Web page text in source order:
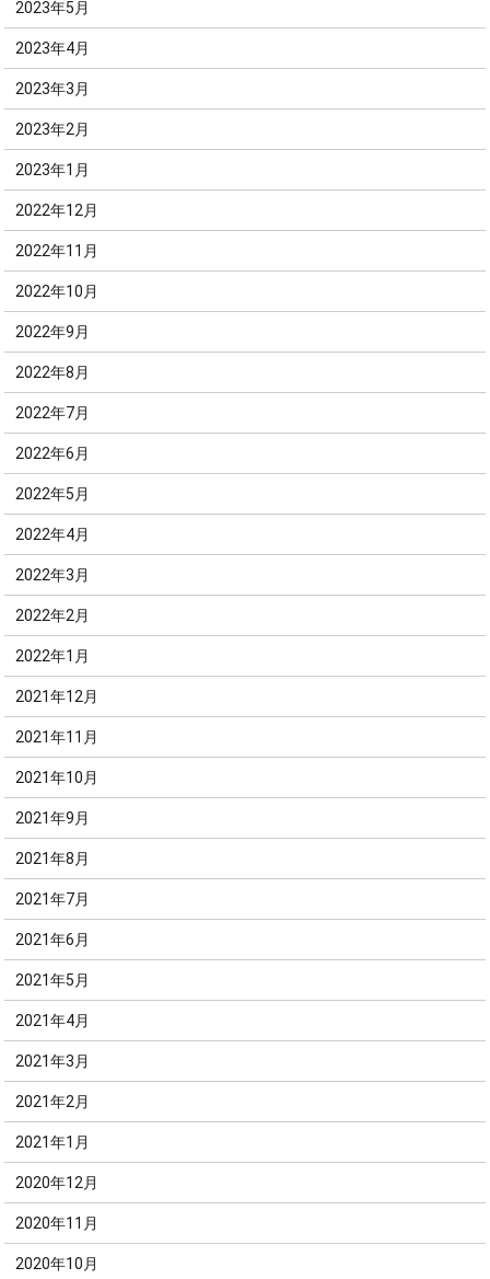
2023年5月
2023年4月
2023年3月
2023年2月
2023年1月
2022年12月
2022年11月
2022年10月
2022年9月
2022年8月
2022年7月
2022年6月
2022年5月
2022年4月
2022年3月
2022年2月
2022年1月
2021年12月
2021年11月
2021年10月
2021年9月
2021年8月
2021年7月
2021年6月
2021年5月
2021年4月
2021年3月
2021年2月
2021年1月
2020年12月
2020年11月
2020年10月